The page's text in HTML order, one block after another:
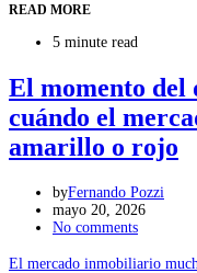
READ MORE
5 minute read
El momento
cuándo el
amarillo o rojo
byFernando Pozzi
mayo 20, 2026
No comments
El mercado inmobiliario